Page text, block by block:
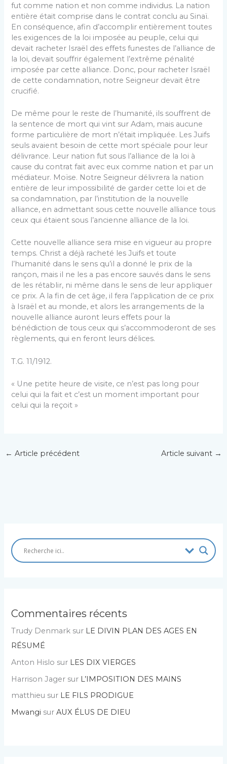
fut comme nation et non comme individus. La nation
entière était comprise dans le contrat conclu au Sinaï.
En conséquence, afin d’accomplir entièrement toutes
les exigences de la loi imposée au peuple, celui qui
devait racheter Israël des effets funestes de l’alliance de
la loi, devait souffrir également l’extrême pénalité
imposée par cette alliance. Donc, pour racheter Israël
de cette condamnation, notre Seigneur devait être
crucifié.
De même pour le reste de l’humanité, ils souffrent de
la sentence de mort qui vint sur Adam, mais aucune
forme particulière de mort n’était impliquée. Les Juifs
seuls avaient besoin de cette mort spéciale pour leur
délivrance. Leur nation fut sous l’alliance de la loi à
cause du contrat fait avec eux comme nation et par un
médiateur. Moïse. Notre Seigneur délivrera la nation
entière de leur impossibilité de garder cette loi et de
sa condamnation, par l’institution de la nouvelle
alliance, en admettant sous cette nouvelle alliance tous
ceux qui étaient sous l’ancienne alliance de la loi.
Cette nouvelle alliance sera mise en vigueur au propre
temps. Christ a déjà racheté les Juifs et toute
l’humanité dans le sens qu’il a donné le prix de la
rançon, mais il ne les a pas encore sauvés dans le sens
de les rétablir, ni même dans le sens de leur appliquer
ce prix. A la fin de cet âge, il fera l’application de ce prix
à Israël et au monde, et alors les arrangements de la
nouvelle alliance auront leurs effets pour la
bénédiction de tous ceux qui s’accommoderont de ses
règlements, qui en feront leurs délices.
T.G. 11/1912.
« Une petite heure de visite, ce n’est pas long pour
celui qui la fait et c’est un moment important pour
celui qui la reçoit »
← Article précédent Article suivant →
Commentaires récents
Trudy Denmark sur LE DIVIN PLAN DES AGES EN
RÉSUMÉ
Anton Hislo sur LES DIX VIERGES
Harrison Jager sur L’IMPOSITION DES MAINS
matthieu sur LE FILS PRODIGUE
Mwangi surAUX ÉLUS DE DIEU